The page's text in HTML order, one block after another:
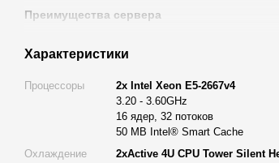
Преимущества сервера
E5-2667v4, которые имеют 16 ядер и 32
Расширенный объём оперативной
объёмом 128 ГБ обеспечивает
приложениями и системами, гарантируя
Быстрый и надёжный доступ к данным:
Характеристики
Процессоры
2x Intel Xeon E5-2667v4
3.20 - 3.60GHz
16 ядер, 32 потоков
50 MB Intel® Smart Cache
Охлаждение
2xActive 4U CPU Tower Silent